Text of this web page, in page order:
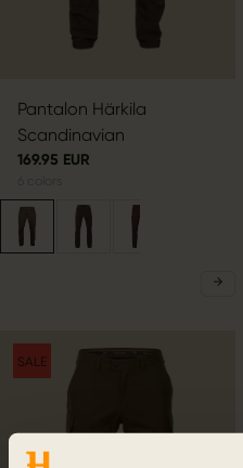
Pantalon Härkila
Scandinavian
169.95 EUR
SALE